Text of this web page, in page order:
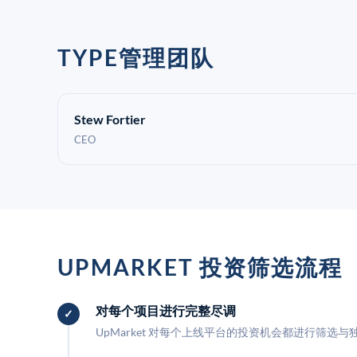
TYPE管理团队
Stew Fortier
CEO
UPMARKET 投资筛选流程
对每个项目进行完整尽调
UpMarket 对每个上线平台的投资机会都进行筛选与